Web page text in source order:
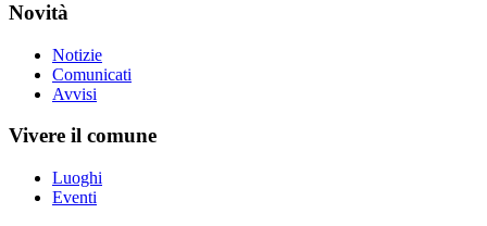
Novità
Notizie
Comunicati
Avvisi
Vivere il comune
Luoghi
Eventi